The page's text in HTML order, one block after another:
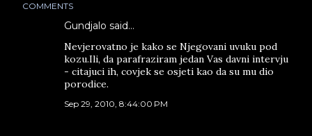
COMMENTS
Gundjalo said…
Nevjerovatno je kako se Njegovani uvuku pod
kozu.Ili, da parafraziram jedan Vas davni intervju
- citajuci ih, covjek se osjeti kao da su mu dio
porodice.
Sep 29, 2010, 8:44:00 PM